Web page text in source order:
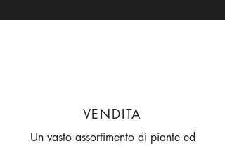
VENDITA
Un vasto assortimento di piante ed